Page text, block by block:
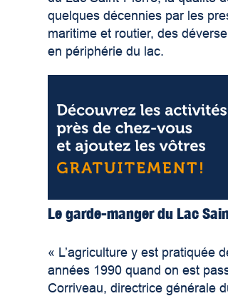
quelques décennies par les
maritime et routier, des
en périphérie du lac.
Le garde-manger du Lac
« L’agriculture y est pratiquée
années 1990 quand on est
Corriveau, directrice générale